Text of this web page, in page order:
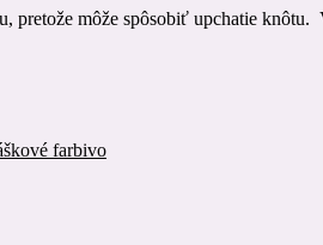
pretože môže spôsobiť upchatie
farbivo